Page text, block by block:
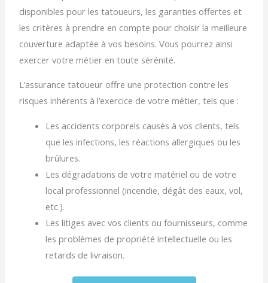
disponibles pour les tatoueurs, les garanties offertes et
les critères à prendre en compte pour choisir la meilleure
couverture adaptée à vos besoins. Vous pourrez ainsi
exercer votre métier en toute sérénité.
L’assurance tatoueur offre une protection contre les
risques inhérents à l’exercice de votre métier, tels que :
Les accidents corporels causés à vos clients, tels
que les infections, les réactions allergiques ou les
brûlures.
Les dégradations de votre matériel ou de votre
local professionnel (incendie, dégât des eaux, vol,
etc.).
Les litiges avec vos clients ou fournisseurs, comme
les problèmes de propriété intellectuelle ou les
retards de livraison.